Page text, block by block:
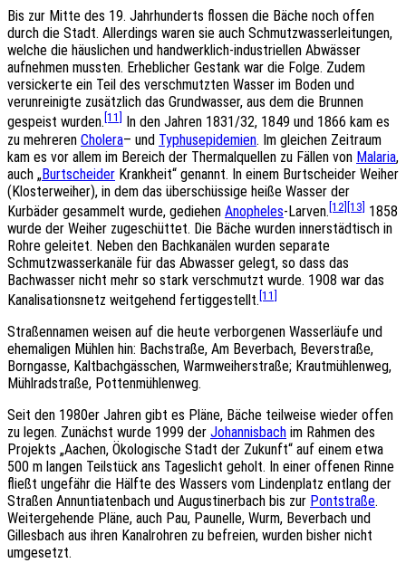
Bis zur Mitte des 19. Jahrhunderts flossen die Bäche noch offen
durch die Stadt. Allerdings waren sie auch Schmutzwasserleitungen,
welche die häuslichen und handwerklich-industriellen Abwässer
aufnehmen mussten. Erheblicher Gestank war die Folge. Zudem
versickerte ein Teil des verschmutzten Wasser im Boden und
verunreinigte zusätzlich das Grundwasser, aus dem die Brunnen
gespeist wurden. [11]
In den Jahren 1831/32, 1849 und 1866 kam es
zu mehreren Cholera– und Typhusepidemien. Im gleichen Zeitraum
kam es vor allem im Bereich der Thermalquellen zu Fällen von Malaria,
auch „Burtscheider Krankheit“ genannt. In einem Burtscheider Weiher
(Klosterweiher), in dem das überschüssige heiße Wasser der
Kurbäder gesammelt wurde, gediehen Anopheles-Larven. [12] [13] 1858
wurde der Weiher zugeschüttet. Die Bäche wurden innerstädtisch in
Rohre geleitet. Neben den Bachkanälen wurden separate
Schmutzwasserkanäle für das Abwasser gelegt, so dass das
Bachwasser nicht mehr so stark verschmutzt wurde. 1908 war das
Kanalisationsnetz weitgehend fertiggestellt. [11]
Straßennamen weisen auf die heute verborgenen Wasserläufe und
ehemaligen Mühlen hin: Bachstraße, Am Beverbach, Beverstraße,
Borngasse, Kaltbachgässchen, Warmweiherstraße; Krautmühlenweg,
Mühlradstraße, Pottenmühlenweg.
Seit den 1980er Jahren gibt es Pläne, Bäche teilweise wieder offen
zu legen. Zunächst wurde 1999 der Johannisbach im Rahmen des
Projekts „Aachen, Ökologische Stadt der Zukunft“ auf einem etwa
500 m langen Teilstück ans Tageslicht geholt. In einer offenen Rinne
fließt ungefähr die Hälfte des Wassers vom Lindenplatz entlang der
Straßen Annuntiatenbach und Augustinerbach bis zur Pontstraße.
Weitergehende Pläne, auch Pau, Paunelle, Wurm, Beverbach und
Gillesbach aus ihren Kanalrohren zu befreien, wurden bisher nicht
umgesetzt.